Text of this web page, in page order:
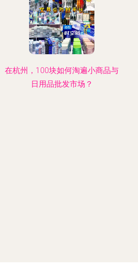
在杭州，100块如何淘遍小商品与
日用品批发市场？